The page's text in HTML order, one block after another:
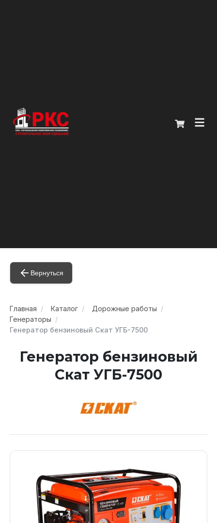
Вернуться
Главная Каталог
Дорожные работы
Генераторы
Генератор бензиновый Скат УГБ-7500
Генератор бензиновый
Скат УГБ-7500